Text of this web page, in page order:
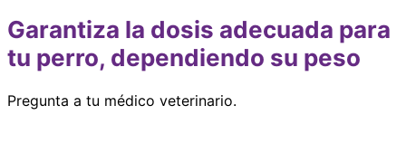
Garantiza la dosis adecuada para
tu perro, dependiendo su peso
Pregunta a tu médico veterinario.